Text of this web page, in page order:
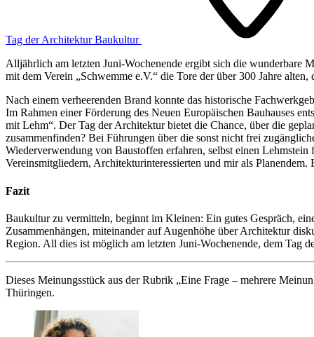
Tag der ArchitekturBaukultur
Alljährlich am letzten Juni-Wochenende ergibt sich die wunderbare
mit dem Verein „Schwemme e.V.“ die Tore der über 300 Jahre
Nach einem verheerenden Brand konnte das historische
Im Rahmen einer Förderung des Neuen Europäischen Bauhauses
mit Lehm“. Der Tag der Architektur bietet die Chance, über die
zusammenfinden? Bei Führungen über die sonst nicht frei
Wiederverwendung von Baustoffen erfahren, selbst einen
Vereinsmitgliedern, Architekturinteressierten und mir als
Fazit
Baukultur zu vermitteln, beginnt im Kleinen: Ein gutes Gespräch,
Zusammenhängen, miteinander auf Augenhöhe über Architektur
Region. All dies ist möglich am letzten Juni-Wochenende, dem Tag
Dieses Meinungsstück aus der Rubrik „Eine Frage – mehrere
Thüringen.